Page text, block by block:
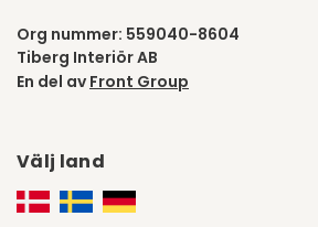
Org nummer: 559040-8604
Tiberg Interiör AB
En del av Front Group
Välj land